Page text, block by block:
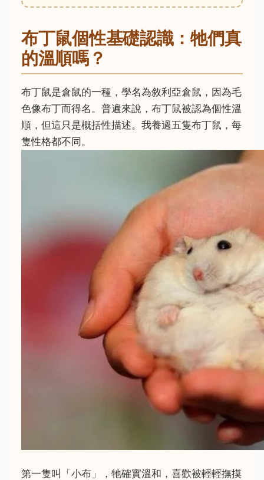
布丁鼠個性基礎認識：牠們真
的溫順嗎？
布丁鼠是倉鼠的一種，學名為敘利亞倉鼠，因為毛
色像布丁而得名。普遍來說，布丁鼠被認為個性溫
順，但這只是概括性描述。我養過五隻布丁鼠，每
隻性格都不同。
第一隻叫「小布」，牠確實溫和，喜歡被輕輕撫摸